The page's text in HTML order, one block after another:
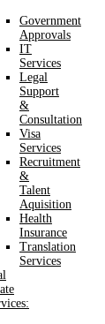
Government
Approvals
IT
Services
Legal
Support
&
Consultation
Visa
Services
Recruitment
&
Talent
Aquisition
Health
Insurance
Translation
Services